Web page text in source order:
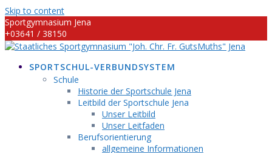
Skip to content
Sportgymnasium Jena
+03641 / 38150
info@sportgymnasium-jena.info
SPORTSCHUL-VERBUNDSYSTEM
Schule
Historie der Sportschule Jena
Leitbild der Sportschule Jena
Unser Leitbild
Unser Leitfaden
Berufsorientierung
allgemeine Informationen